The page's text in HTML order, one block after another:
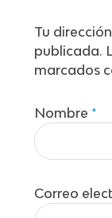
Tu
publicada.
marcados
Nombre *
Correo